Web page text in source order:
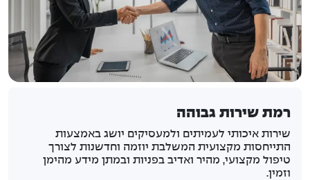
נתונים כספיים
רמת שירות גבוהה
שירות איכותי לעמיתים ולמעסיקים יושג באמצעות
התייחסות מקצועית המשלבת יוזמה וחדשנות לצורך
טיפול מקצועי, מהיר ואדיב בפניות ובמתן מידע מהימן
וזמין.